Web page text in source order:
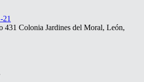
21
431 Colonia Jardines del Moral, León,